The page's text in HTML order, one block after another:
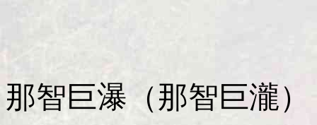
那智巨瀑（那智巨瀧）